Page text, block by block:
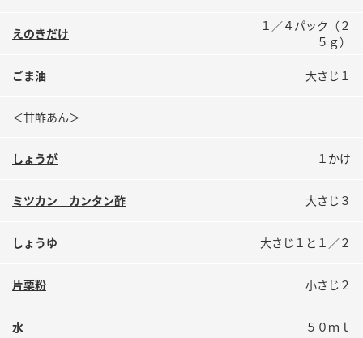
検索
業務用サイト
えのきだけ
１／４パック（２
５ｇ）
ごま油 大さじ１
＜甘酢あん＞
しょうが １かけ
ミツカン カンタン酢 大さじ３
しょうゆ 大さじ１と１／２
片栗粉 小さじ２
水 ５０ｍｌ